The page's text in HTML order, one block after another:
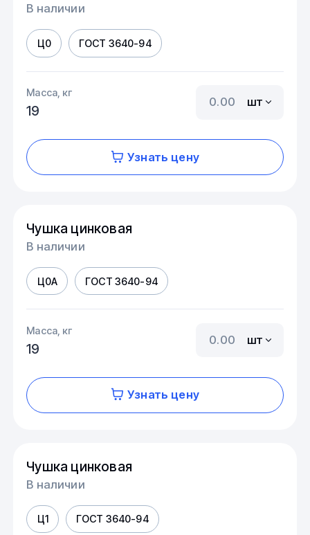
В наличии
Ц0 ГОСТ 3640-94
Масса, кг
19
шт
Узнать цену
Чушка цинковая
В наличии
Ц0А ГОСТ 3640-94
Масса, кг
19
шт
Узнать цену
Чушка цинковая
В наличии
Ц1 ГОСТ 3640-94